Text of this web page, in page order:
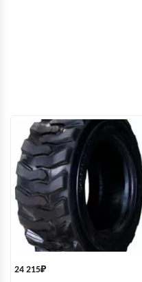
24 215₽